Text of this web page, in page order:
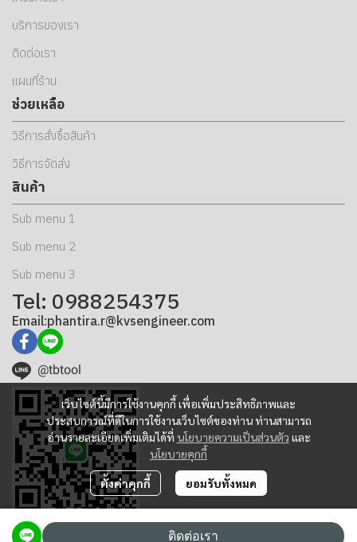
ติดต่อเรา
เว็บไซต์นี้มีการใช้งานคุกกี้ เพื่อเพิ่มประสิทธิภาพและ
ประสบการณ์ที่ดีในการใช้งานเว็บไซต์ของท่าน ท่านสามารถ
อ่านรายละเอียดเพิ่มเติมได้ที่ นโยบายความเป็นส่วนตัว และ
นโยบายคุกกี้
ตั้งค่าคุกกี้ ยอมรับทั้งหมด
บริการของเรา
ติดต่อเรา
แผนที่ร้าน
ช่วยเหลือ
วิธีการสั่งซื้อสินค้า
วิธีการจัดส่ง
สินค้า
Sub menu 1
Sub menu 2
Sub menu 3
Tel: 0988254375
Email:phantira.r@kvsengineer.com
@tbtool